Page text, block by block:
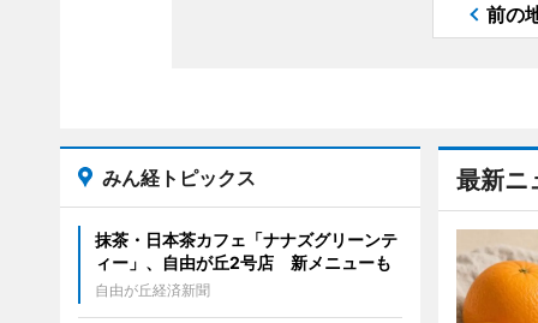
前の
最新ニ
みん経トピックス
抹茶・日本茶カフェ「ナナズグリーンテ
ィー」、自由が丘2号店 新メニューも
自由が丘経済新聞